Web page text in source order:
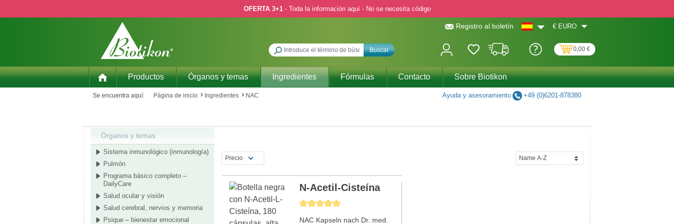
OFERTA 3+1- Toda la información aquí - No se necesita código
Registro al boletín € EURO
Buscar 0,00 €
Productos Órganos y temas Ingredientes Fórmulas Contacto Sobre Biotikon
Se encuentra aquí: Página de inicio Ingredientes NAC Ayuda y asesoramiento +49 (0)6201-878380
Órganos y temas
Sistema inmunológico (inmunología)
Pulmón
Programa básico completo –
DailyCare
Salud ocular y visión
Salud cerebral, nervios y memoria
Psique – bienestar emocional
Precio
Calificación promedio de 5 de 5 estrellas
N-Acetil-Cisteína
NAC Kapseln nach Dr. med.